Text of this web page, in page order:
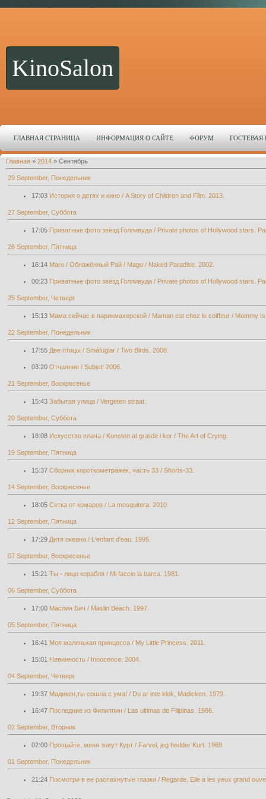
KinoSalon
ГЛАВНАЯ СТРАНИЦА ИНФОРМАЦИЯ О САЙТЕ ФОРУМ ГОСТЕВАЯ
Главная » 2014 » Сентябрь
29 September, Понедельник
17:03 История о детях и кино / A Story of Children and Film. 2013.
27 September, Суббота
17:05 Приватные фото звёзд Голливуда / Private photos of Hollywood stars.
26 September, Пятница
16:14 Маго / Обнажённый Рай / Mago / Naked Paradise. 2002.
00:23 Приватные фото звёзд Голливуда / Private photos of Hollywood stars.
25 September, Четверг
15:13 Мама сейчас в парикмахерской / Maman est chez le coiffeur / Mommy
22 September, Понедельник
17:55 Две птицы / Smáfuglar / Two Birds. 2008.
03:20 Отчаяние / Subiet! 2006.
21 September, Воскресенье
15:43 Забытая улица / Vergeten straat.
20 September, Суббота
18:08 Искусство плача / Kunsten at græde i kor / The Art of Crying.
19 September, Пятница
15:37 Cборник короткометражек, часть 33 / Shorts-33.
14 September, Воскресенье
18:05 Сетка от комаров / La mosquitera. 2010.
12 September, Пятница
17:29 Дитя океана / L'enfant d'eau. 1995.
07 September, Воскресенье
15:21 Ты - лицо корабля / Mi faccio la barca. 1981.
06 September, Суббота
17:00 Маслин Бич / Maslin Beach. 1997.
05 September, Пятница
16:41 Моя маленькая принцесса / My Little Princess. 2011.
15:01 Невинность / Innocence. 2004.
04 September, Четверг
19:37 Мадикен,ты сошла с ума! / Du ar inte klok, Madicken. 1979.
16:47 Последние из Филиппин / Las ultimas de Filipinas. 1986.
02 September, Вторник
02:00 Прощайте, меня зовут Курт / Farvel, jeg hedder Kurt. 1969.
01 September, Понедельник
21:24 Посмотри в ее распахнутые глазки / Regarde, Elle a les yeux grand